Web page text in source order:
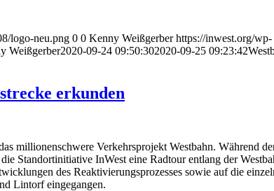
logo-neu.png 0 0 Kenny Weißgerber https://inwest.org/wp-
Weißgerber2020-09-24 09:50:302020-09-25 09:23:42
erkunden
millionenschwere Verkehrsprojekt Westbahn. Während
Standortinitiative InWest eine Radtour entlang der
des Reaktivierungsprozesses sowie auf die
Lintorf eingegangen.